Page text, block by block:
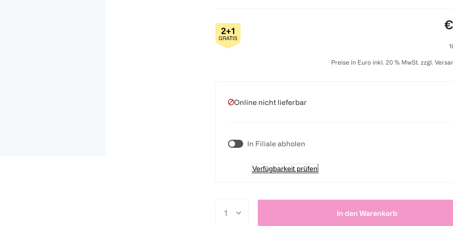
Preise in Euro inkl. 20 % MwSt. zzgl.
Online nicht lieferbar
In Filiale abholen
Verfügbarkeit prüfen
In den Warenkorb